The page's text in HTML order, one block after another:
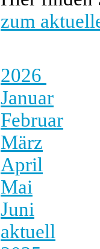
zum
2026
Januar
Februar
März
April
Mai
Juni
aktuell